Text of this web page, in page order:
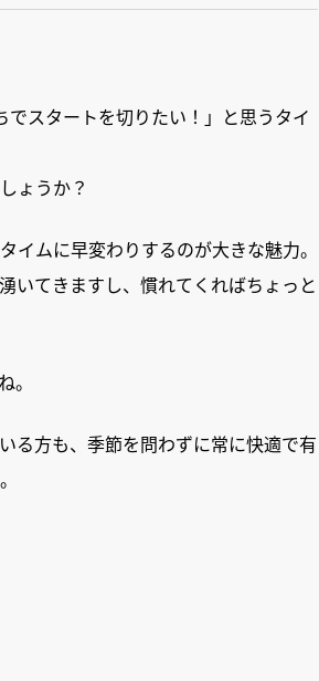
スタートを切りたい！」と思うタイ
ょうか？
ムに早変わりするのが大きな魅力。
いてきますし、慣れてくればちょっと
。
る方も、季節を問わずに常に快適で有